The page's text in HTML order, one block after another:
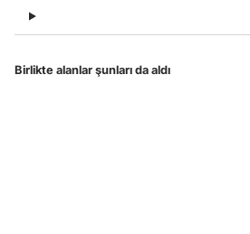
Birlikte alanlar şunları da aldı